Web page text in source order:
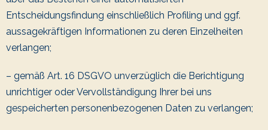
Entscheidungsfindung einschließlich Profiling und ggf.
aussagekräftigen Informationen zu deren Einzelheiten
verlangen;
– gemäß Art. 16 DSGVO unverzüglich die Berichtigung
unrichtiger oder Vervollständigung Ihrer bei uns
gespeicherten personenbezogenen Daten zu verlangen;